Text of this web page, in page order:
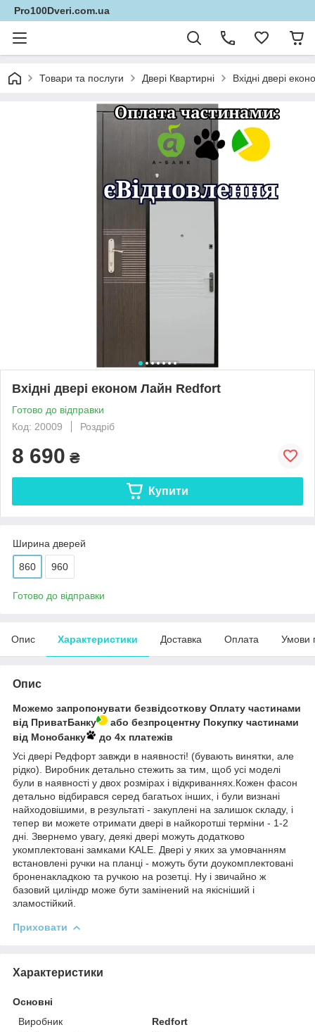
Pro100Dveri.com.ua
Товари та послуги Двері Квартирні Вхідні двері
Вхідні двері економ Лайн Redfort
Готово до відправки
Код: 20009
Роздріб
8 690 ₴
Купити
Ширина дверей
860 960
Готово до відправки
Опис Характеристики Доставка Оплата Умови
Опис
Можемо запропонувати безвідсоткову Оплату частинами
від ПриватБанку
або безпроцентну Покупку частинами
від Монобанку
до 4х платежів
Усі двері Редфорт завжди в наявності! (бувають винятки, але
рідко). Виробник детально стежить за тим, щоб усі моделі
були в наявності у двох розмірах і відкриваннях.Кожен фасон
детально відбирався серед багатьох інших, і були визнані
найходовішими, в результаті - закуплені на залишок складу, і
тепер ви можете отримати двері в найкоротші терміни - 1-2
дні. Звернемо увагу, деякі двері можуть додатково
укомплектовані замками KALE. Двері у яких за умовчанням
встановлені ручки на планці - можуть бути доукомплектовані
броненакладкою та ручкою на розетці. Ну і звичайно ж
базовий циліндр може бути замінений на якісніший і
зламостійкий.
Приховати
Характеристики
Основні
Виробник
Redfort